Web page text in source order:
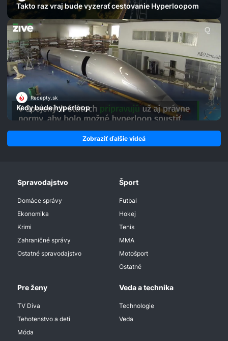
Takto raz vraj bude vyzerať cestovanie Hyperloopom
Recepty.sk
Kedy bude hyperloop
Zobraziť ďalšie videá
Spravodajstvo
Domáce správy
Ekonomika
Krimi
Zahraničné správy
Ostatné spravodajstvo
Šport
Futbal
Hokej
Tenis
MMA
Motošport
Ostatné
Pre ženy
TV Diva
Tehotenstvo a deti
Móda
Veda a technika
Technologie
Veda